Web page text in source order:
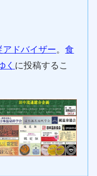
ドバイザー。食
く に投稿するこ